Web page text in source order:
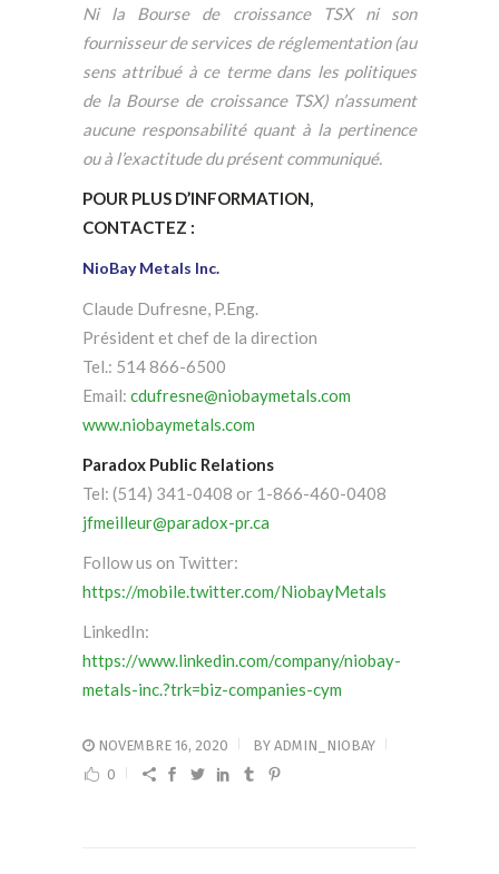
Ni la Bourse de croissance TSX ni son
fournisseur de services de réglementation (au
sens attribué à ce terme dans les politiques
de la Bourse de croissance TSX) n’assument
aucune responsabilité quant à la pertinence
ou à l’exactitude du présent communiqué.
POUR PLUS D’INFORMATION,
CONTACTEZ :
NioBay Metals Inc.
Claude Dufresne, P.Eng.
Président et chef de la direction
Tel.: 514 866-6500
Email: cdufresne@niobaymetals.com
www.niobaymetals.com
Paradox Public Relations
Tel: (514) 341-0408 or 1-866-460-0408
jfmeilleur@paradox-pr.ca
Follow us on Twitter:
https://mobile.twitter.com/NiobayMetals
LinkedIn:
https://www.linkedin.com/company/niobay-
metals-inc.?trk=biz-companies-cym
NOVEMBRE 16, 2020 BY ADMIN_NIOBAY
0